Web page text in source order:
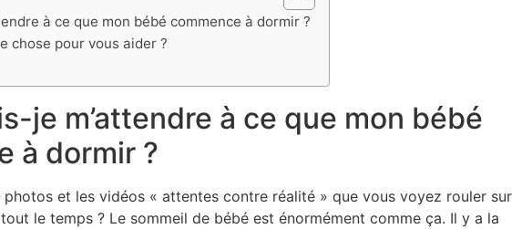
à ce que mon bébé commence à dormir ?
chose pour vous aider ?
je m’attendre à ce que mon bébé
à dormir ?
photos et les vidéos « attentes contre réalité » que vous voyez rouler sur
le temps ? Le sommeil de bébé est énormément comme ça. Il y a la